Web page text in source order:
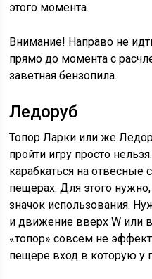
этого момента.
Внимание! Направо не
прямо до момента с
заветная бензопила.
Ледоруб
Топор Ларки или же
пройти игру просто
карабкаться на отвесные
пещерах. Для этого
значок использования.
и движение вверх W или
«топор» совсем не
пещере вход в которую у